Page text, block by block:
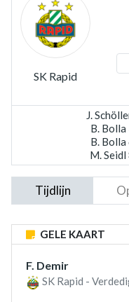
SK Rapid
J.
B. Bolla
B. Bolla
M. Seidl
Tijdlijn
GELE KAART
F. Demir
SK Rapid -